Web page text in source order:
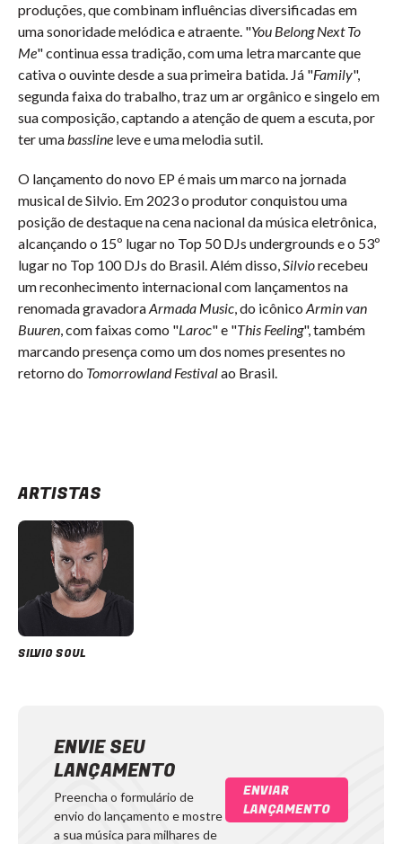
produções, que combinam influências diversificadas em
uma sonoridade melódica e atraente. "You Belong Next To
Me" continua essa tradição, com uma letra marcante que
cativa o ouvinte desde a sua primeira batida. Já "Family",
segunda faixa do trabalho, traz um ar orgânico e singelo em
sua composição, captando a atenção de quem a escuta, por
ter umabassline leve e uma melodia sutil.
O lançamento do novo EP é mais um marco na jornada
musical de Silvio. Em 2023 o produtor conquistou uma
posição de destaque na cena nacional da música eletrônica,
alcançando o 15º lugar no Top 50 DJs undergrounds e o 53º
lugar no Top 100 DJs do Brasil. Além disso,Silviorecebeu
um reconhecimento internacional com lançamentos na
renomada gravadoraArmada Music, do icônico Armin van
Buuren, com faixas como "Laroc" e "This Feeling", também
marcando presença como um dos nomes presentes no
retorno do Tomorrowland Festivalao Brasil.
ARTISTAS
SILVIO SOUL
ENVIE SEU
LANÇAMENTO
Preencha o formulário de
envio do lançamento e mostre
a sua música para milhares de
ENVIAR
LANÇAMENTO